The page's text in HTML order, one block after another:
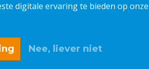
digitale ervaring te bieden op
Nee, liever niet